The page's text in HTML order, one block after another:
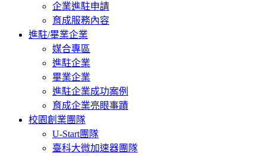
企業進駐申請
育成服務內容
進駐/畢業企業
媒合專區
進駐企業
畢業企業
進駐企業成功案例
育成企業亮眼事蹟
校園創業團隊
U-Start團隊
臺科大微加速器團隊